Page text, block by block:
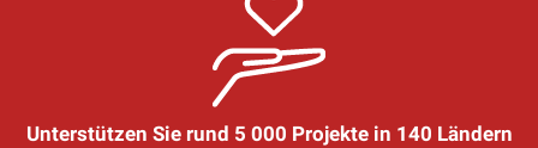
Unterstützen Sie rund 5 000 Projekte in 140 Ländern